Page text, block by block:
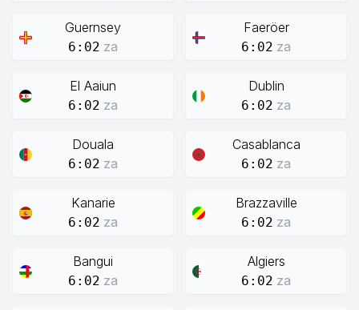
Guernsey
6:02 za
Faeröer
6:02 za
El Aaiun
6:02 za
Dublin
6:02 za
Douala
6:02 za
Casablanca
6:02 za
Kanarie
6:02 za
Brazzaville
6:02 za
Bangui
6:02 za
Algiers
6:02 za